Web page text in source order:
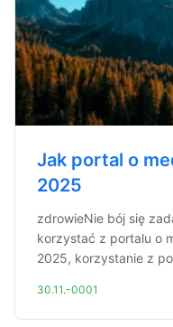
Jak portal o
2025
zdrowieNie bój się
korzystać z portalu o
2025, korzystanie z
30.11.-0001